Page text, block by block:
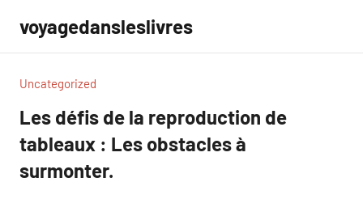
contenu
voyagedansleslivres
Uncategorized
Les défis de la reproduction de
tableaux : Les obstacles à
surmonter.